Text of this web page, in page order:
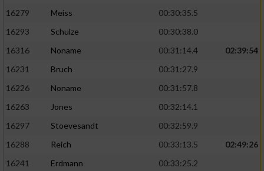
16279
Meiss
00:30:35.5
16293
Schulze
00:30:38.0
16316
Noname 00:31:14.4
02:39:54
16231
Bruch
00:31:27.9
16226
Noname
00:31:57.8
16263
Jones
00:32:14.1
16297
Stoevesandt
00:32:59.9
16288
Reich 00:33:13.5
02:49:26
16241
Erdmann
00:33:25.2